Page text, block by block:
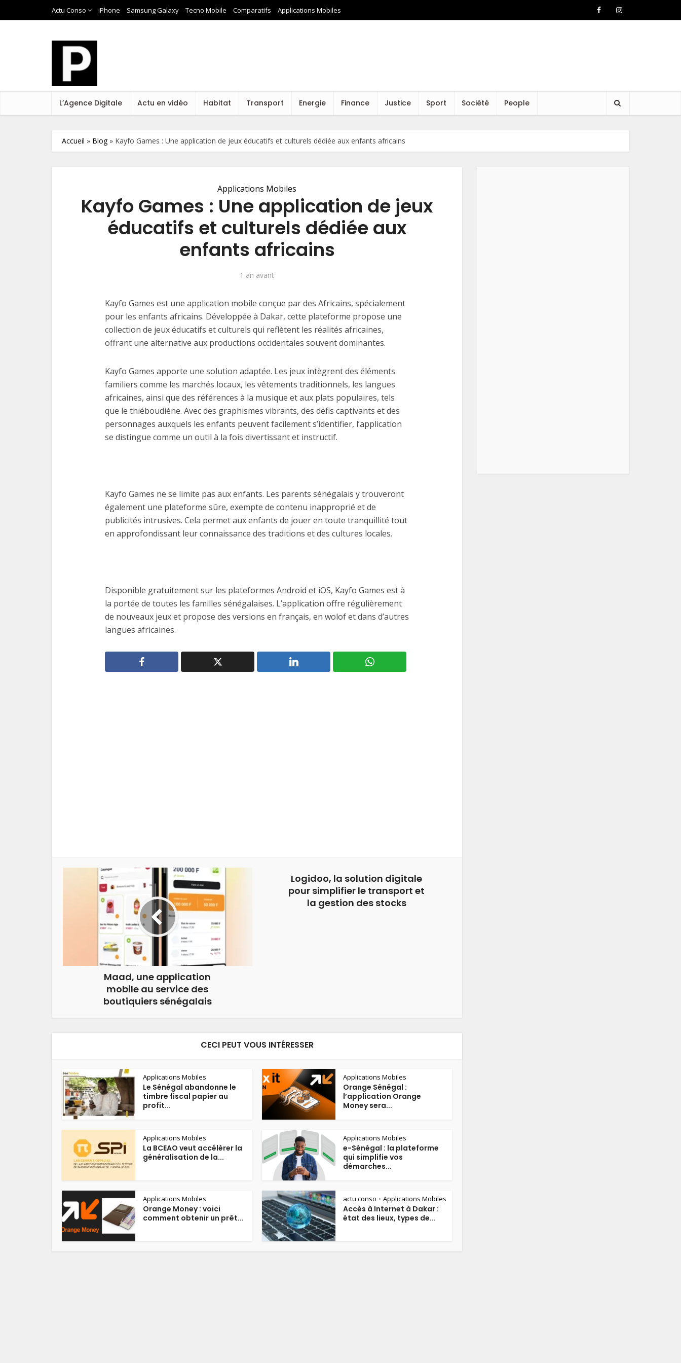
Actu Conso iPhone Samsung Galaxy Tecno Mobile Comparatifs Applications Mobiles
L’Agence Digitale Actu en vidéo Habitat Transport Energie Finance Justice Sport Société People
Accueil » Blog» Kayfo Games : Une application de jeux éducatifs et culturels dédiée aux enfants africains
Applications Mobiles
Kayfo Games : Une application de jeux
éducatifs et culturels dédiée aux
enfants africains
1 an avant
Kayfo Games est une application mobile conçue par des Africains, spécialement
pour les enfants africains. Développée à Dakar, cette plateforme propose une
collection de jeux éducatifs et culturels qui reflètent les réalités africaines,
offrant une alternative aux productions occidentales souvent dominantes.
Kayfo Games apporte une solution adaptée. Les jeux intègrent des éléments
familiers comme les marchés locaux, les vêtements traditionnels, les langues
africaines, ainsi que des références à la musique et aux plats populaires, tels
que le thiéboudiène. Avec des graphismes vibrants, des défis captivants et des
personnages auxquels les enfants peuvent facilement s’identifier, l’application
se distingue comme un outil à la fois divertissant et instructif.
Kayfo Games ne se limite pas aux enfants. Les parents sénégalais y trouveront
également une plateforme sûre, exempte de contenu inapproprié et de
publicités intrusives. Cela permet aux enfants de jouer en toute tranquillité tout
en approfondissant leur connaissance des traditions et des cultures locales.
Disponible gratuitement sur les plateformes Android et iOS, Kayfo Games est à
la portée de toutes les familles sénégalaises. L’application offre régulièrement
de nouveaux jeux et propose des versions en français, en wolof et dans d’autres
langues africaines.
Maad, une application
mobile au service des
boutiquiers sénégalais
Logidoo, la solution digitale
pour simplifier le transport et
la gestion des stocks
CECI PEUT VOUS INTÉRESSER
Applications Mobiles
Le Sénégal abandonne le
timbre fiscal papier au
profit...
Applications Mobiles
Orange Sénégal :
l’application Orange
Money sera...
Applications Mobiles
La BCEAO veut accélèrer la
généralisation de la...
Applications Mobiles
e-Sénégal : la plateforme
qui simplifie vos
démarches...
Applications Mobiles
Orange Money : voici
comment obtenir un prêt...
actu conso • Applications Mobiles
Accès à Internet à Dakar :
état des lieux, types de...